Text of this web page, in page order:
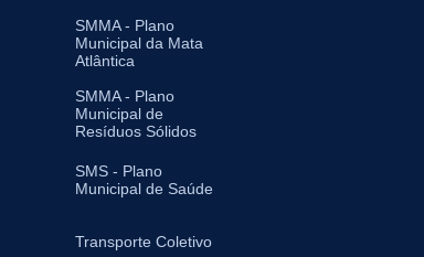
SMMA - Plano
Municipal da Mata
Atlântica
SMMA - Plano
Municipal de
Resíduos Sólidos
SMS - Plano
Municipal de Saúde
Transporte Coletivo